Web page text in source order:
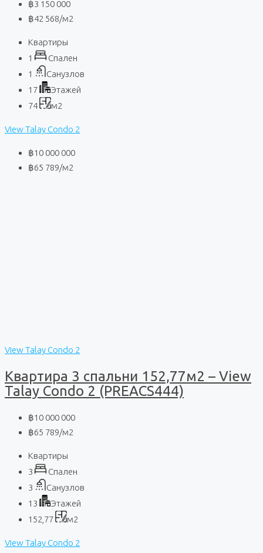
฿3 150 000
฿42 568/м2
Квартиры
1
Спален
1
Санузлов
17
Этажей
74
м2
View Talay Condo 2
฿10 000 000
฿65 789/м2
View Talay Condo 2
Квартира 3 спальни 152,77м2 – View
Talay Condo 2 (PREACS444)
฿10 000 000
฿65 789/м2
Квартиры
3
Спален
3
Санузлов
13
Этажей
152,77
м2
View Talay Condo 2